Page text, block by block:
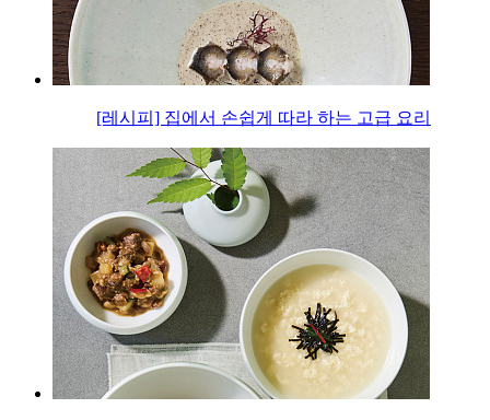
[레시피] 집에서 손쉽게 따라 하는 고급 요리